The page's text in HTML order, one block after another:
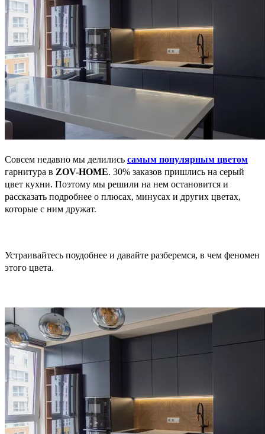
Совсем недавно мы делились самым популярным цветом
гарнитура в ZOV-HOME. 30% заказов пришлись на серый
цвет кухни. Поэтому мы решили на нем остановится и
рассказать подробнее о плюсах, минусах и других цветах,
которые с ним дружат.
Устраивайтесь поудобнее и давайте разберемся, в чем феномен
этого цвета.